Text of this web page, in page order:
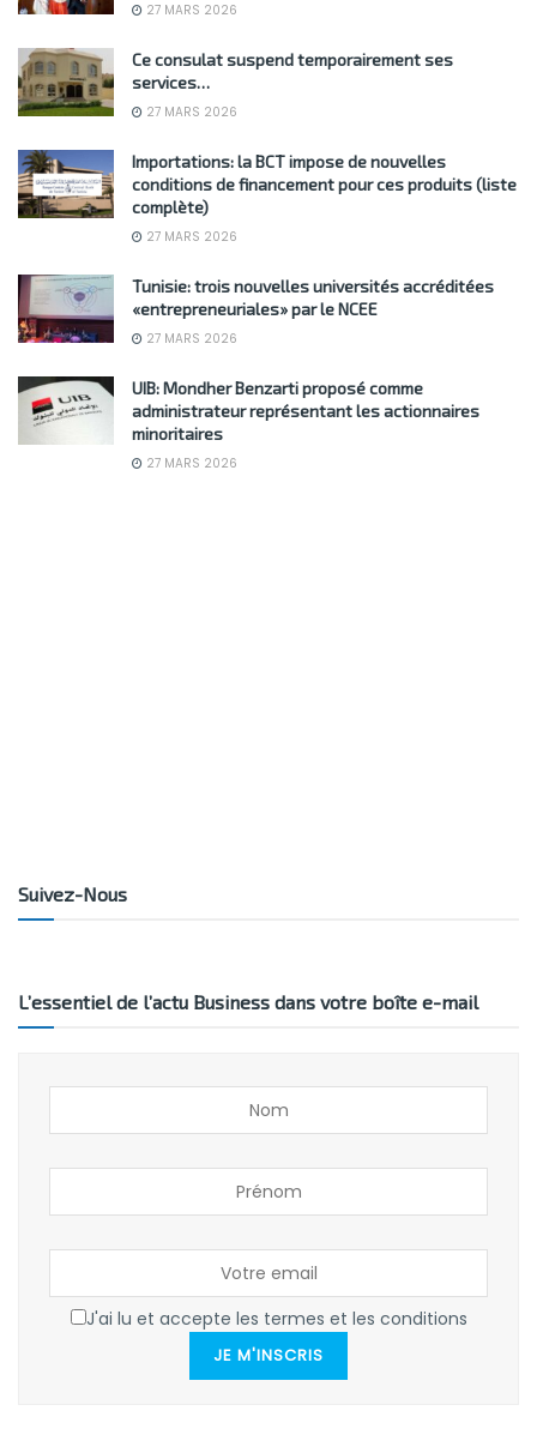
27 MARS 2026
Ce consulat suspend temporairement ses
services…
27 MARS 2026
Importations: la BCT impose de nouvelles
conditions de financement pour ces produits (liste
complète)
27 MARS 2026
Tunisie: trois nouvelles universités accréditées
«entrepreneuriales» par le NCEE
27 MARS 2026
UIB: Mondher Benzarti proposé comme
administrateur représentant les actionnaires
minoritaires
27 MARS 2026
Suivez-Nous
L’essentiel de l’actu Business dans votre boîte e-mail
J'ai lu et accepte les termes et les conditions
JE M'INSCRIS